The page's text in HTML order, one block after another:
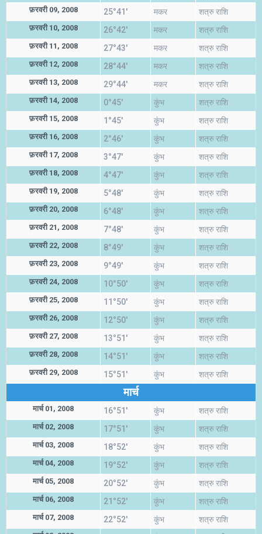
फ़रवरी 09, 2008 25°41' मकर शत्रु राशि
फ़रवरी 10, 2008 26°42' मकर शत्रु राशि
फ़रवरी 11, 2008 27°43' मकर शत्रु राशि
फ़रवरी 12, 2008 28°44' मकर शत्रु राशि
फ़रवरी 13, 2008 29°44' मकर शत्रु राशि
फ़रवरी 14, 2008 0°45' कुंभ शत्रु राशि
फ़रवरी 15, 2008 1°45' कुंभ शत्रु राशि
फ़रवरी 16, 2008 2°46' कुंभ शत्रु राशि
फ़रवरी 17, 2008 3°47' कुंभ शत्रु राशि
फ़रवरी 18, 2008 4°47' कुंभ शत्रु राशि
फ़रवरी 19, 2008 5°48' कुंभ शत्रु राशि
फ़रवरी 20, 2008 6°48' कुंभ शत्रु राशि
फ़रवरी 21, 2008 7°48' कुंभ शत्रु राशि
फ़रवरी 22, 2008 8°49' कुंभ शत्रु राशि
फ़रवरी 23, 2008 9°49' कुंभ शत्रु राशि
फ़रवरी 24, 2008 10°50' कुंभ शत्रु राशि
फ़रवरी 25, 2008 11°50' कुंभ शत्रु राशि
फ़रवरी 26, 2008 12°50' कुंभ शत्रु राशि
फ़रवरी 27, 2008 13°51' कुंभ शत्रु राशि
फ़रवरी 28, 2008 14°51' कुंभ शत्रु राशि
फ़रवरी 29, 2008 15°51' कुंभ शत्रु राशि
मार्च
मार्च 01, 2008 16°51' कुंभ शत्रु राशि
मार्च 02, 2008 17°51' कुंभ शत्रु राशि
मार्च 03, 2008 18°52' कुंभ शत्रु राशि
मार्च 04, 2008 19°52' कुंभ शत्रु राशि
मार्च 05, 2008 20°52' कुंभ शत्रु राशि
मार्च 06, 2008 21°52' कुंभ शत्रु राशि
मार्च 07, 2008 22°52' कुंभ शत्रु राशि